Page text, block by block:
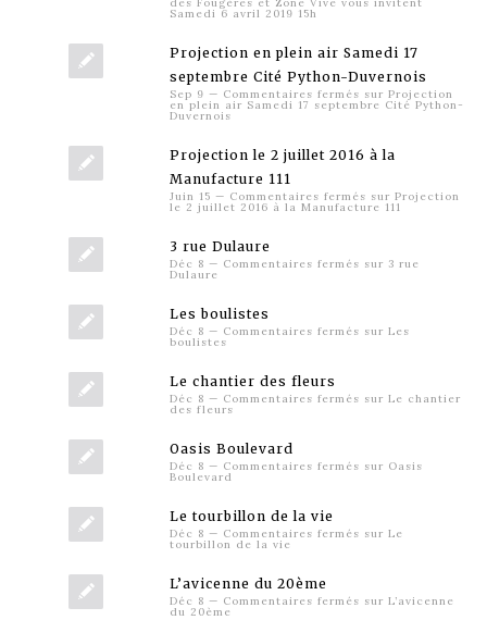
Samedi 6 avril 2019 15h
Projection en plein air Samedi 17
septembre Cité Python-Duvernois
Sep 9 — Commentaires fermés sur Projection
en plein air Samedi 17 septembre Cité Python-
Duvernois
Projection le 2 juillet 2016 à la
Manufacture 111
Juin 15 — Commentaires fermés sur Projection
le 2 juillet 2016 à la Manufacture 111
3 rue Dulaure
Déc 8 — Commentaires fermés sur 3 rue
Dulaure
Les boulistes
Déc 8 — Commentaires fermés sur Les
boulistes
Le chantier des fleurs
Déc 8 — Commentaires fermés sur Le chantier
des fleurs
Oasis Boulevard
Déc 8 — Commentaires fermés sur Oasis
Boulevard
Le tourbillon de la vie
Déc 8 — Commentaires fermés sur Le
tourbillon de la vie
L’avicenne du 20ème
Déc 8 — Commentaires fermés sur L’avicenne
du 20ème